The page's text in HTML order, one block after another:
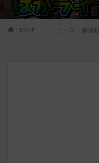
HOME ニュース・新情報